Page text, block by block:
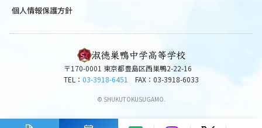
個人情報保護方針
〒170-0001 東京都豊島区西巣鴨2-22-16
TEL： 03-3918-6451 FAX：03-3918-6033
© SHUKUTOKUSUGAMO.